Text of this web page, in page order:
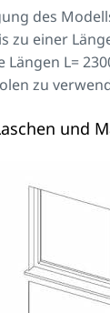
des
zu einer
L=
zu
und